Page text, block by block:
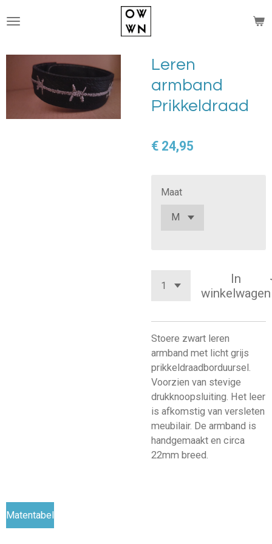
direct
de
hoofdinhoud
Leren
armband
Prikkeldraad
€ 24,95
Maat
In
winkelwagen
Stoere zwart leren
armband met licht grijs
prikkeldraadborduursel.
Voorzien van stevige
drukknoopsluiting. Het leer
is afkomstig van versleten
meubilair. De armband is
handgemaakt en circa
22mm breed.
Matentabel